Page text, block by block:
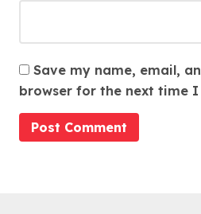
Save my name, email,
browser for the next time